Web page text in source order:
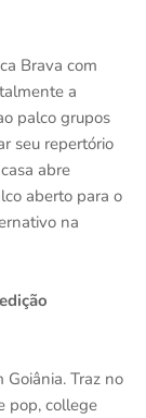
Brava com
a
palco grupos
seu repertório
abre
aberto para o
na
Traz no
pop, college